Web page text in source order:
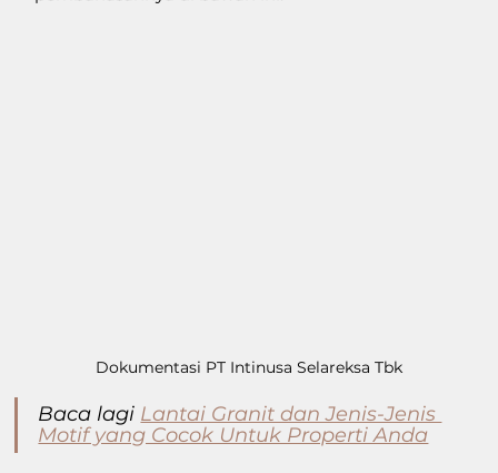
Dokumentasi PT Intinusa Selareksa Tbk
Baca lagi Lantai Granit dan Jenis-Jenis
Motif yang Cocok Untuk Properti Anda